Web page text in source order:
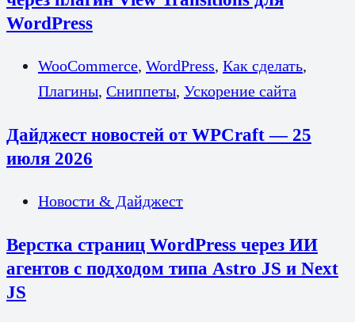
WordPress
WooCommerce, WordPress, Как сделать,
Плагины, Сниппеты, Ускорение сайта
Дайджест новостей от WPCraft — 25
июля 2026
Новости & Дайджест
Верстка страниц WordPress через ИИ
агентов с подходом типа Astro JS и Next
JS